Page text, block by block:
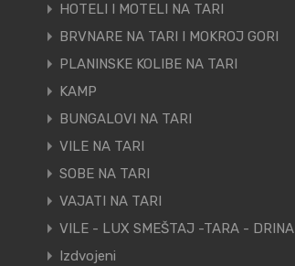
HOTELI I MOTELI NA TARI
BRVNARE NA TARI I MOKROJ GORI
PLANINSKE KOLIBE NA TARI
KAMP
BUNGALOVI NA TARI
VILE NA TARI
SOBE NA TARI
VAJATI NA TARI
VILE - LUX SMEŠTAJ -TARA - DRINA
Izdvojeni